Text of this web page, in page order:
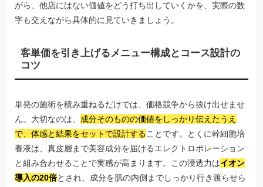
がら、他店にはない価値をどう打ち出していくかを、実際の数
字も交えながら具体的に見ていきましょう。
客単価を引き上げるメニュー構成とコース設計の
コツ
単発の施術を積み重ねるだけでは、価格競争から抜け出せませ
ん。大切なのは、 成分そのものの価値をしっかり伝えたうえ
で、体感と結果をセットで設計することです。とくに幹細胞培
養液は、真皮層まで美容成分を届けるエレクトロポレーション
と組み合わせることで実感が高まります。この浸透力はイオン
導入の20倍とされ、成分を肌の内側までしっかり行き渡らせら